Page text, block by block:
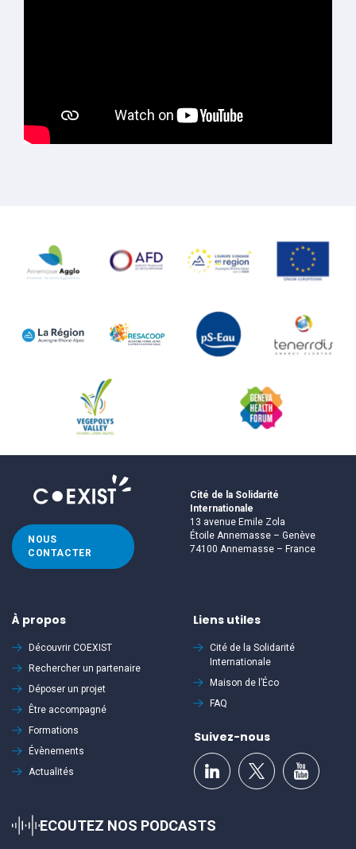
NOUS
CONTACTER
Cité de la Solidarité
Internationale
13 avenue Emile Zola
Étoile Annemasse – Genève
74100 Annemasse – France
À propos
Découvrir COEXIST
Rechercher un partenaire
Déposer un projet
Être accompagné
Formations
Évènements
Actualités
Liens utiles
Cité de la Solidarité
Internationale
Maison de l’Éco
FAQ
Suivez-nous
ECOUTEZ NOS PODCASTS